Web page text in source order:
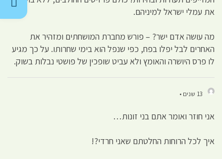
את עמלי ישראל למיניהם.
מה עושה אדם ישר? – פורש מחברת המושחתים ומזהיר את
האחרים לבל יפלו בפח, כפי שנפל הוא בימי שחרותו. על כך מגיע
לו פרס היושרה והאומץ ולא עביט שופכין של פושטי נבלות בשוק.
13 שנים •
אני חוזר ואומר אתם בני זונות…
איך לכל הרוחות החלטתם שאני חרדי?!